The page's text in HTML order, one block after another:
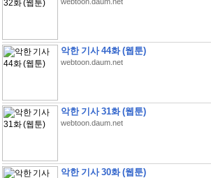
악한 기사 44화 (웹툰)
webtoon.daum.net
악한 기사 31화 (웹툰)
webtoon.daum.net
악한 기사 30화 (웹툰)